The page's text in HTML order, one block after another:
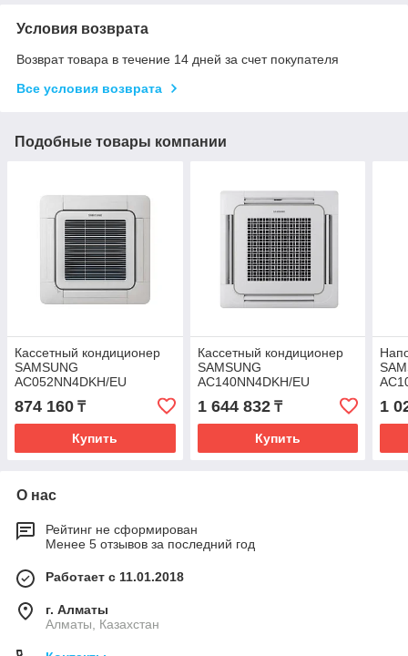
Условия возврата
Возврат товара в течение 14 дней за счет покупателя
Все условия возврата
Подобные товары компании
Кассетный кондиционер
SAMSUNG
AC052NN4DKH/EU
874 160 ₸
Купить
Кассетный кондиционер
SAMSUNG
AC140NN4DKH/EU
1 644 832₸
Купить
1
О нас
Рейтинг не сформирован
Менее 5 отзывов за последний год
Работает с 11.01.2018
г. Алматы
Алматы, Казахстан